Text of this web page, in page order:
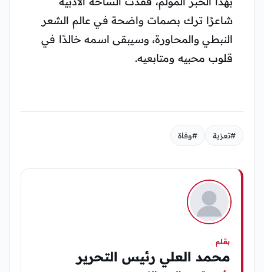
شاعرًا ترك بصمات واضحة في عالم الشعر
النبطي والمحاورة، وسيبقى اسمه خالدًا في
قلوب محبيه ومتابعيه.
#تعزية #وفاة
بقلم
محمد العلي رئيس التحرير